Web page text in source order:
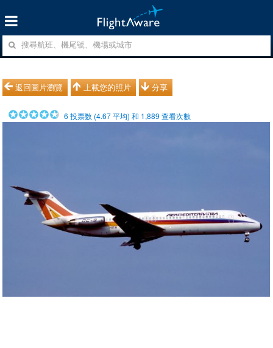
返回圖片瀏覽 上載您的照片 分享
6 投票数 (4.67平均) 和 1,889 查看次數